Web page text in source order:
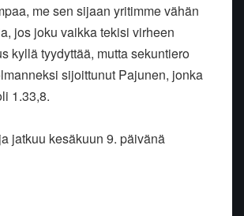
me sen sijaan yritimme vähän
jos joku vaikka tekisi virheen
kyllä tyydyttää, mutta sekuntiero
sijoittunut Pajunen, jonka
1.33,8.
jatkuu kesäkuun 9. päivänä